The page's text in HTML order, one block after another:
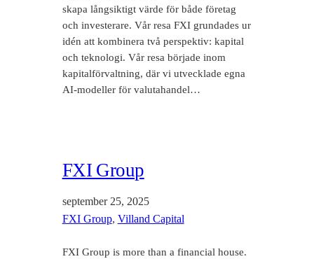
skapa långsiktigt värde för både företag
och investerare. Vår resa FXI grundades ur
idén att kombinera två perspektiv: kapital
och teknologi. Vår resa började inom
kapitalförvaltning, där vi utvecklade egna
AI-modeller för valutahandel…
FXI Group
september 25, 2025
FXI Group, Villand Capital
FXI Group is more than a financial house.